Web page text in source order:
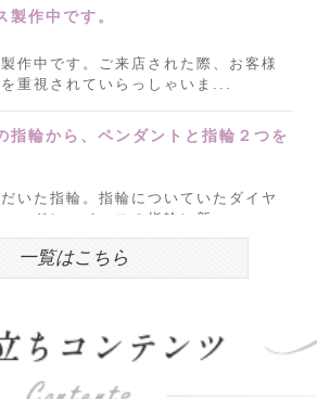
製作中です。
作中です。ご来店された際、お客様
重視されていらっしゃいま...
指輪から、ペンダントと指輪２つを
いた指輪。指輪についていたダイヤ
ッドに、ベースの指輪に新...
うございます。
す。 昨年度は、おかげさま...
一覧はこちら